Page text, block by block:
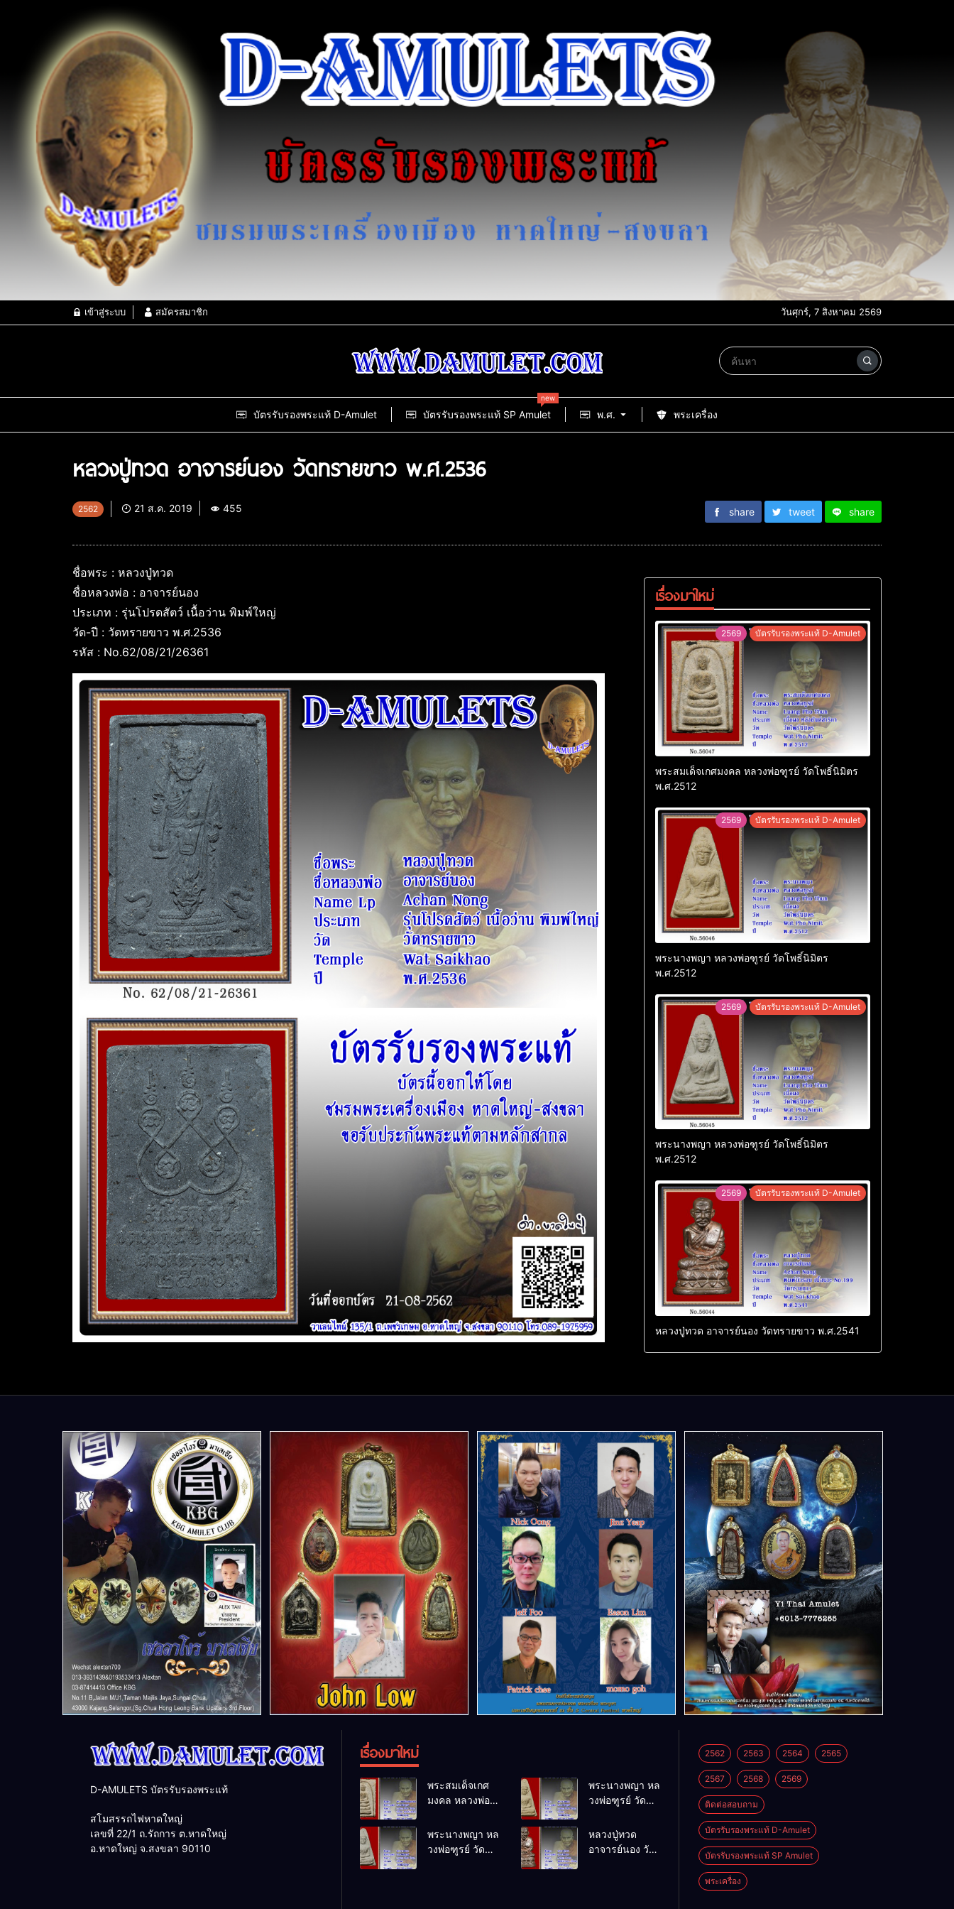
เข้าสู่ระบบ สมัครสมาชิก วันศุกร์, 7 สิงหาคม 2569
บัตรรับรองพระแท้ D-Amulet บัตรรับรองพระแท้ SP Amulet
new
พ.ศ. พระเครื่อง
หลวงปู่ทวด อาจารย์นอง วัดทรายขาว พ.ศ.2536
2562 21 ส.ค. 2019 455 share tweet share
ชื่อพระ : หลวงปู่ทวด
ชื่อหลวงพ่อ : อาจารย์นอง
ประเภท : รุ่นโปรดสัตว์ เนื้อว่าน พิมพ์ใหญ่
วัด-ปี : วัดทรายขาว พ.ศ.2536
รหัส : No.62/08/21/26361
เรื่องมาใหม่
2569 บัตรรับรองพระแท้ D-Amulet
พระสมเด็จเกศมงคล หลวงพ่อฑูรย์ วัดโพธิ์นิมิตร
พ.ศ.2512
2569 บัตรรับรองพระแท้ D-Amulet
พระนางพญา หลวงพ่อฑูรย์ วัดโพธิ์นิมิตร
พ.ศ.2512
2569 บัตรรับรองพระแท้ D-Amulet
พระนางพญา หลวงพ่อฑูรย์ วัดโพธิ์นิมิตร
พ.ศ.2512
2569 บัตรรับรองพระแท้ D-Amulet
หลวงปู่ทวด อาจารย์นอง วัดทรายขาว พ.ศ.2541
D-AMULETS บัตรรับรองพระแท้
สโมสรรถไฟหาดใหญ่
เลขที่ 22/1 ถ.รัถการ ต.หาดใหญ่
อ.หาดใหญ่ จ.สงขลา 90110
เรื่องมาใหม่
พระสมเด็จเกศ
มงคล หลวงพ่อ
โพธิ์นิมิตร
พ.ศ.2512
พระนางพญา หล
วงพ่อฑูรย์ วัด
พ.ศ.2512
พระนางพญา หล
วงพ่อฑูรย์ วัด
หลวงปู่ทวด
อาจารย์นอง วัด
2562 2563 2564 2565
2567 2568 2569
ติดต่อสอบถาม
บัตรรับรองพระแท้ D-Amulet
บัตรรับรองพระแท้ SP Amulet
พระเครื่อง